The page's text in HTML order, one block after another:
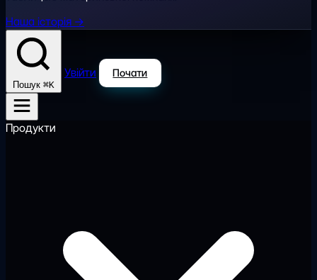
Наша історія →
Пошук ⌘K
Увійти Почати
Продукти